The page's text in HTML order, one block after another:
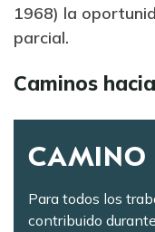
1968) la
parcial.
Caminos
CAMINO
Para todos los
contribuido